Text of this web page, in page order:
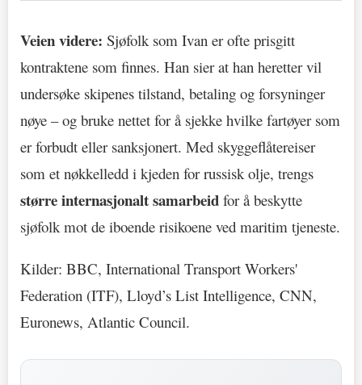
Veien videre: Sjøfolk som Ivan er ofte prisgitt
kontraktene som finnes. Han sier at han heretter vil
undersøke skipenes tilstand, betaling og forsyninger
nøye – og bruke nettet for å sjekke hvilke fartøyer som
er forbudt eller sanksjonert. Med skyggeflåtereiser
som et nøkkelledd i kjeden for russisk olje, trengs
større internasjonalt samarbeid for å beskytte
sjøfolk mot de iboende risikoene ved maritim tjeneste.
Kilder: BBC, International Transport Workers'
Federation (ITF), Lloyd’s List Intelligence, CNN,
Euronews, Atlantic Council.